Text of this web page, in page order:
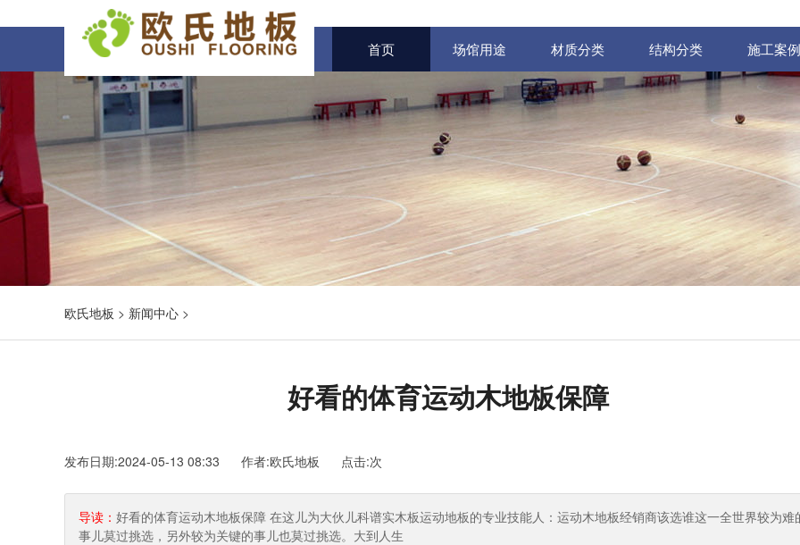
首页 场馆用途 材质分类 结构分类 施工案例
欧氏地板 > 新闻中心 >
好看的体育运动木地板保障
发布日期:2024-05-13 08:33 作者:欧氏地板 点击:次
导读： 好看的体育运动木地板保障 在这儿为大伙儿科谱实木板运动地板的专业技能人：运动木地板经销商该选谁这一全世界较为难
事儿莫过挑选，另外较为关键的事儿也莫过挑选。大到人生